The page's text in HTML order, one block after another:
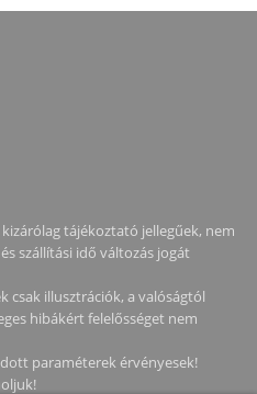
tájékoztató jellegűek, nem
szállítási idő változás jogát
csak illusztrációk, a valóságtól
hibákért felelősséget nem
paraméterek érvényesek!